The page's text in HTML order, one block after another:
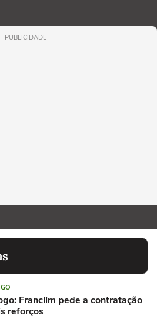
PUBLICIDADE
Franclim pede a contratação
reforços